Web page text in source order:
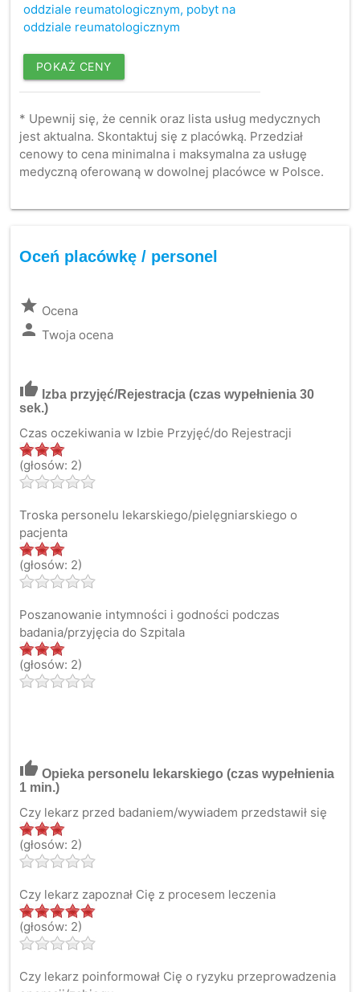
oddziale reumatologicznym, pobyt na
oddziale reumatologicznym
POKAŻ CENY
* Upewnij się, że cennik oraz lista usług medycznych
jest aktualna. Skontaktuj się z placówką. Przedział
cenowy to cena minimalna i maksymalna za usługę
medyczną oferowaną w dowolnej placówce w Polsce.
Oceń placówkę / personel
grade Ocena
person Twoja ocena
thumb_up Izba przyjęć/Rejestracja (czas wypełnienia 30
sek.)
Czas oczekiwania w Izbie Przyjęć/do Rejestracji
(głosów: 2)
Troska personelu lekarskiego/pielęgniarskiego o
pacjenta
(głosów: 2)
Poszanowanie intymności i godności podczas
badania/przyjęcia do Szpitala
(głosów: 2)
thumb_up Opieka personelu lekarskiego (czas wypełnienia
1 min.)
Czy lekarz przed badaniem/wywiadem przedstawił się
(głosów: 2)
Czy lekarz zapoznał Cię z procesem leczenia
(głosów: 2)
Czy lekarz poinformował Cię o ryzyku przeprowadzenia